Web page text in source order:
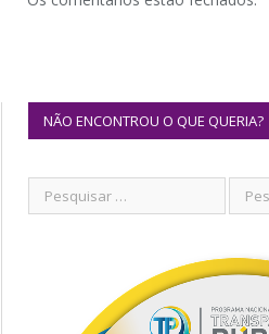
NÃO ENCONTROU O QUE QUERIA?